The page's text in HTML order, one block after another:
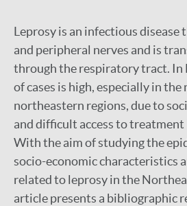
Leprosy is an infectious disease
and peripheral nerves and is
through the respiratory tract. In
of cases is high, especially in
northeastern regions, due to
and difficult access to treatment
With the aim of studying the
socio-economic characteristics
related to leprosy in the
article presents a bibliographic